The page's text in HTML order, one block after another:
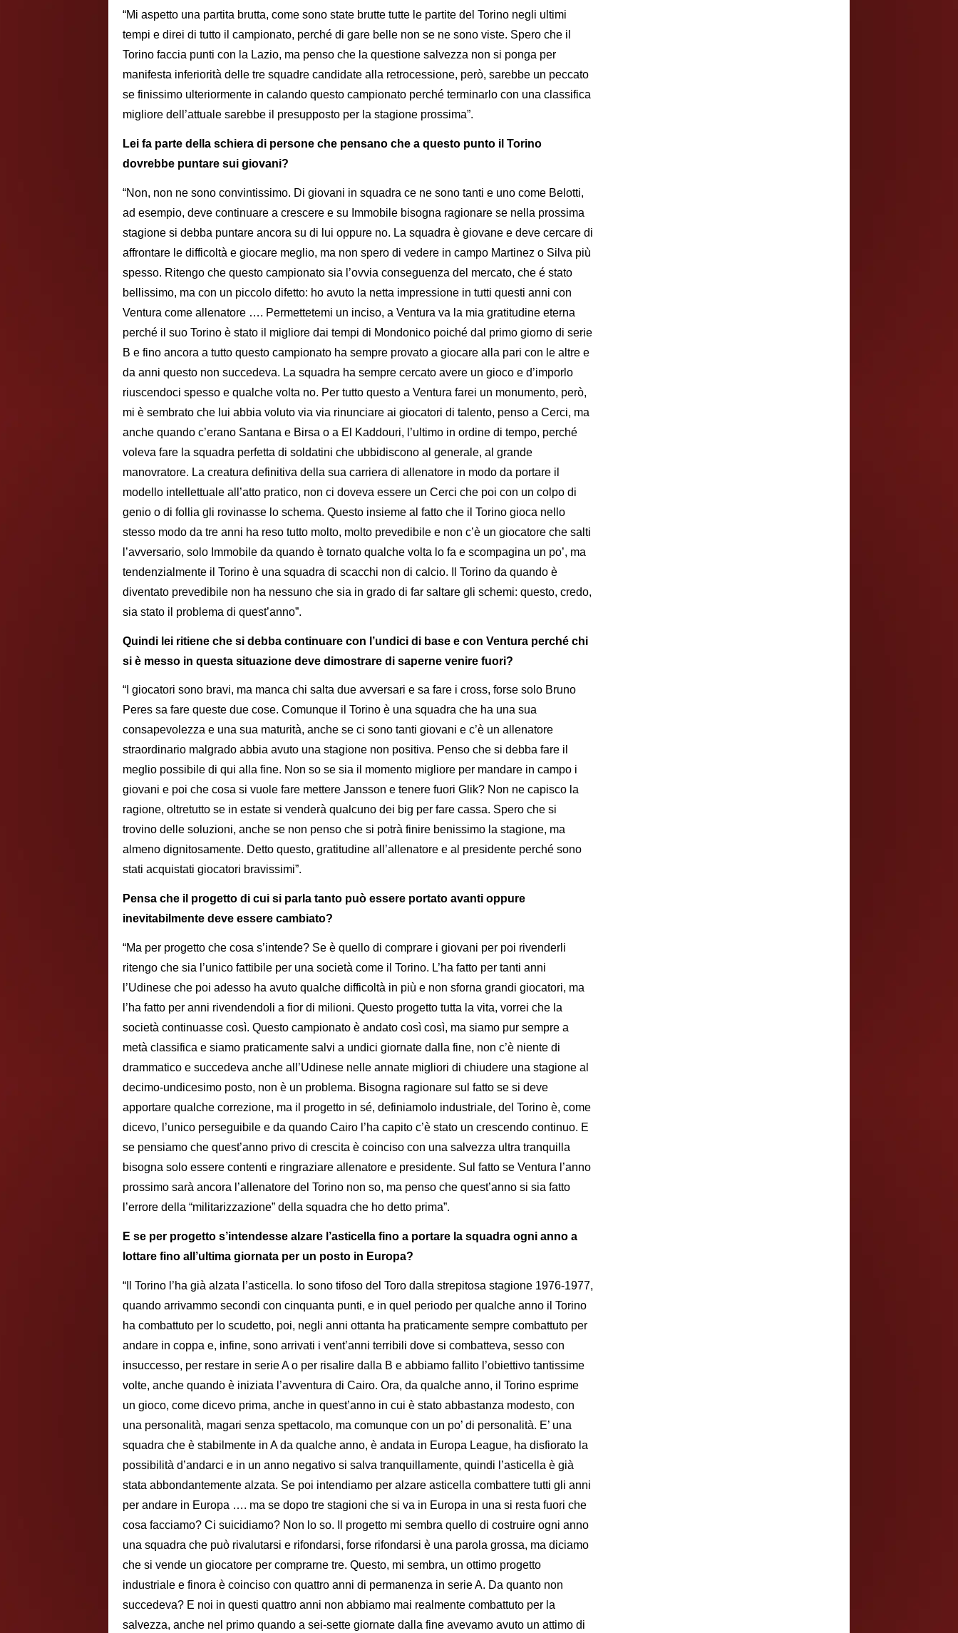
“Mi aspetto una partita brutta, come sono state brutte tutte le partite del Torino negli ultimi
tempi e direi di tutto il campionato, perché di gare belle non se ne sono viste. Spero che il
Torino faccia punti con la Lazio, ma penso che la questione salvezza non si ponga per
manifesta inferiorità delle tre squadre candidate alla retrocessione, però, sarebbe un peccato
se finissimo ulteriormente in calando questo campionato perché terminarlo con una classifica
migliore dell’attuale sarebbe il presupposto per la stagione prossima”.
Lei fa parte della schiera di persone che pensano che a questo punto il Torino
dovrebbe puntare sui giovani?
“Non, non ne sono convintissimo. Di giovani in squadra ce ne sono tanti e uno come Belotti,
ad esempio, deve continuare a crescere e su Immobile bisogna ragionare se nella prossima
stagione si debba puntare ancora su di lui oppure no. La squadra è giovane e deve cercare di
affrontare le difficoltà e giocare meglio, ma non spero di vedere in campo Martinez o Silva più
spesso. Ritengo che questo campionato sia l’ovvia conseguenza del mercato, che é stato
bellissimo, ma con un piccolo difetto: ho avuto la netta impressione in tutti questi anni con
Ventura come allenatore …. Permettetemi un inciso, a Ventura va la mia gratitudine eterna
perché il suo Torino è stato il migliore dai tempi di Mondonico poiché dal primo giorno di serie
B e fino ancora a tutto questo campionato ha sempre provato a giocare alla pari con le altre e
da anni questo non succedeva. La squadra ha sempre cercato avere un gioco e d’imporlo
riuscendoci spesso e qualche volta no. Per tutto questo a Ventura farei un monumento, però,
mi è sembrato che lui abbia voluto via via rinunciare ai giocatori di talento, penso a Cerci, ma
anche quando c’erano Santana e Birsa o a El Kaddouri, l’ultimo in ordine di tempo, perché
voleva fare la squadra perfetta di soldatini che ubbidiscono al generale, al grande
manovratore. La creatura definitiva della sua carriera di allenatore in modo da portare il
modello intellettuale all’atto pratico, non ci doveva essere un Cerci che poi con un colpo di
genio o di follia gli rovinasse lo schema. Questo insieme al fatto che il Torino gioca nello
stesso modo da tre anni ha reso tutto molto, molto prevedibile e non c’è un giocatore che salti
l’avversario, solo Immobile da quando è tornato qualche volta lo fa e scompagina un po’, ma
tendenzialmente il Torino è una squadra di scacchi non di calcio. Il Torino da quando è
diventato prevedibile non ha nessuno che sia in grado di far saltare gli schemi: questo, credo,
sia stato il problema di quest’anno”.
Quindi lei ritiene che si debba continuare con l’undici di base e con Ventura perché chi
si è messo in questa situazione deve dimostrare di saperne venire fuori?
“I giocatori sono bravi, ma manca chi salta due avversari e sa fare i cross, forse solo Bruno
Peres sa fare queste due cose. Comunque il Torino è una squadra che ha una sua
consapevolezza e una sua maturità, anche se ci sono tanti giovani e c’è un allenatore
straordinario malgrado abbia avuto una stagione non positiva. Penso che si debba fare il
meglio possibile di qui alla fine. Non so se sia il momento migliore per mandare in campo i
giovani e poi che cosa si vuole fare mettere Jansson e tenere fuori Glik? Non ne capisco la
ragione, oltretutto se in estate si venderà qualcuno dei big per fare cassa. Spero che si
trovino delle soluzioni, anche se non penso che si potrà finire benissimo la stagione, ma
almeno dignitosamente. Detto questo, gratitudine all’allenatore e al presidente perché sono
stati acquistati giocatori bravissimi”.
Pensa che il progetto di cui si parla tanto può essere portato avanti oppure
inevitabilmente deve essere cambiato?
“Ma per progetto che cosa s’intende? Se è quello di comprare i giovani per poi rivenderli
ritengo che sia l’unico fattibile per una società come il Torino. L’ha fatto per tanti anni
l’Udinese che poi adesso ha avuto qualche difficoltà in più e non sforna grandi giocatori, ma
l’ha fatto per anni rivendendoli a fior di milioni. Questo progetto tutta la vita, vorrei che la
società continuasse così. Questo campionato è andato così così, ma siamo pur sempre a
metà classifica e siamo praticamente salvi a undici giornate dalla fine, non c’è niente di
drammatico e succedeva anche all’Udinese nelle annate migliori di chiudere una stagione al
decimo-undicesimo posto, non è un problema. Bisogna ragionare sul fatto se si deve
apportare qualche correzione, ma il progetto in sé, definiamolo industriale, del Torino è, come
dicevo, l’unico perseguibile e da quando Cairo l’ha capito c’è stato un crescendo continuo. E
se pensiamo che quest’anno privo di crescita è coinciso con una salvezza ultra tranquilla
bisogna solo essere contenti e ringraziare allenatore e presidente. Sul fatto se Ventura l’anno
prossimo sarà ancora l’allenatore del Torino non so, ma penso che quest’anno si sia fatto
l’errore della “militarizzazione” della squadra che ho detto prima”.
E se per progetto s’intendesse alzare l’asticella fino a portare la squadra ogni anno a
lottare fino all’ultima giornata per un posto in Europa?
“Il Torino l’ha già alzata l’asticella. Io sono tifoso del Toro dalla strepitosa stagione 1976-1977,
quando arrivammo secondi con cinquanta punti, e in quel periodo per qualche anno il Torino
ha combattuto per lo scudetto, poi, negli anni ottanta ha praticamente sempre combattuto per
andare in coppa e, infine, sono arrivati i vent’anni terribili dove si combatteva, sesso con
insuccesso, per restare in serie A o per risalire dalla B e abbiamo fallito l’obiettivo tantissime
volte, anche quando è iniziata l’avventura di Cairo. Ora, da qualche anno, il Torino esprime
un gioco, come dicevo prima, anche in quest’anno in cui è stato abbastanza modesto, con
una personalità, magari senza spettacolo, ma comunque con un po’ di personalità. E’ una
squadra che è stabilmente in A da qualche anno, è andata in Europa League, ha disfiorato la
possibilità d’andarci e in un anno negativo si salva tranquillamente, quindi l’asticella è già
stata abbondantemente alzata. Se poi intendiamo per alzare asticella combattere tutti gli anni
per andare in Europa …. ma se dopo tre stagioni che si va in Europa in una si resta fuori che
cosa facciamo? Ci suicidiamo? Non lo so. Il progetto mi sembra quello di costruire ogni anno
una squadra che può rivalutarsi e rifondarsi, forse rifondarsi è una parola grossa, ma diciamo
che si vende un giocatore per comprarne tre. Questo, mi sembra, un ottimo progetto
industriale e finora è coinciso con quattro anni di permanenza in serie A. Da quanto non
succedeva? E noi in questi quattro anni non abbiamo mai realmente combattuto per la
salvezza, anche nel primo quando a sei-sette giornate dalla fine avevamo avuto un attimo di